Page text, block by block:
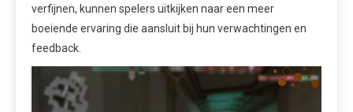
verfijnen, kunnen spelers uitkijken naar een meer
boeiende ervaring die aansluit bij hun verwachtingen en
feedback.